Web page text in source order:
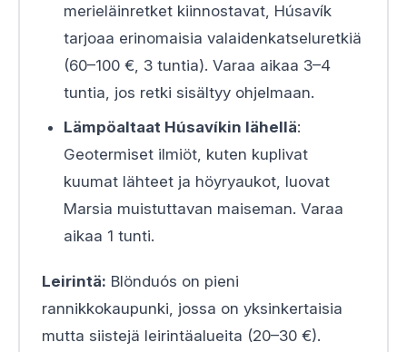
merieläinretket kiinnostavat, Húsavík
tarjoaa erinomaisia valaidenkatseluretkiä
(60–100 €, 3 tuntia). Varaa aikaa 3–4
tuntia, jos retki sisältyy ohjelmaan.
Lämpöaltaat Húsavíkin lähellä:
Geotermiset ilmiöt, kuten kuplivat
kuumat lähteet ja höyryaukot, luovat
Marsia muistuttavan maiseman. Varaa
aikaa 1 tunti.
Leirintä: Blönduós on pieni
rannikkokaupunki, jossa on yksinkertaisia
mutta siistejä leirintäalueita (20–30 €).